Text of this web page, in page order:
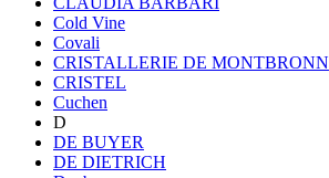
Cold Vine
Covali
CRISTALLERIE DE MONTBRONN
CRISTEL
Cuchen
D
DE BUYER
DE DIETRICH